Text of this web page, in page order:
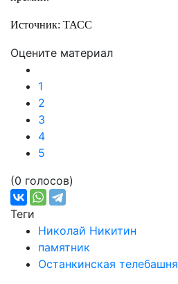
Источник: ТАСС
Оцените материал
1
2
3
4
5
(0 голосов)
Теги
Николай Никитин
памятник
Останкинская телебашня